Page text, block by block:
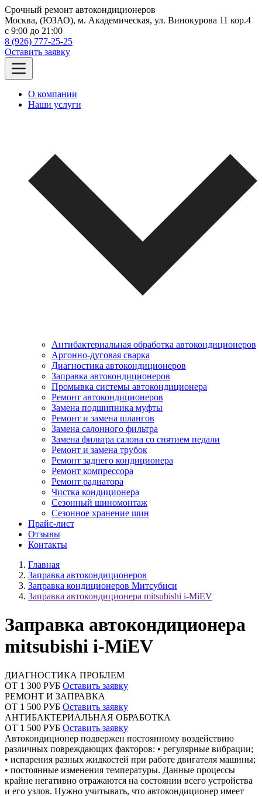
Срочный ремонт автокондиционеров
Москва, (ЮЗАО), м. Академическая, ул. Винокурова 11 кор.4
c 9:00 до 21:00
8 (926) 777-25-25
Оставить заявку
О компании
Наши услуги
Антибактериальная обработка автокондиционеров
Аргонно-дуговая сварка
Диагностика автокондиционеров
Заправка автокондиционеров
Промывка системы автокондиционера
Ремонт автокондиционеров
Замена подшипника муфты
Ремонт и замена шлангов
Замена салонного фильтра
Замена фильтра салона со снятием педали
Ремонт и замена трубок
Ремонт заднего кондиционера
Ремонт компрессора
Ремонт радиатора
Чистка кондиционера
Сезонный шиномонтаж
Сезонное хранение шин
Прайс-лист
Отзывы
Контакты
Главная
Заправка автокондиционеров
Заправка кондиционеров Митсубиси
Заправка автокондиционера mitsubishi i-MiEV
Заправка автокондиционера
mitsubishi i-MiEV
ДИАГНОСТИКА ПРОБЛЕМ
ОТ 1 300 РУБ Оставить заявку
РЕМОНТ И ЗАПРАВКА
ОТ 1 500 РУБ Оставить заявку
АНТИБАКТЕРИАЛЬНАЯ ОБРАБОТКА
ОТ 1 500 РУБ Оставить заявку
Автокондиционер подвержен постоянному воздействию
различных повреждающих факторов: • регулярные вибрации;
• испарения разных жидкостей при работе двигателя машины;
• постоянные изменения температуры. Данные процессы
крайне негативно отражаются на состоянии всего устройства
и его узлов. Нужно учитывать, что автокондиционер имеет